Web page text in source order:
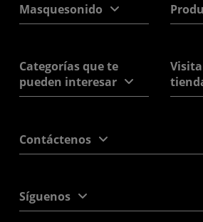
Masquesonido
Categorías que te
pueden interesar
Contáctenos
Síguenos